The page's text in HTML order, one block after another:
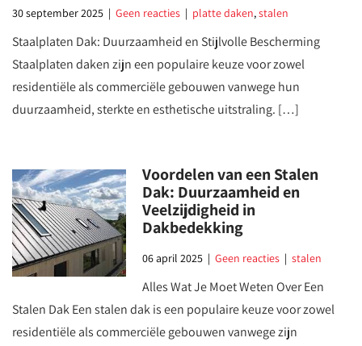
30 september 2025 | Geen reacties | platte daken,stalen
Staalplaten Dak: Duurzaamheid en Stijlvolle Bescherming
Staalplaten daken zijn een populaire keuze voor zowel
residentiële als commerciële gebouwen vanwege hun
duurzaamheid, sterkte en esthetische uitstraling. […]
Voordelen van een Stalen
Dak: Duurzaamheid en
Veelzijdigheid in
Dakbedekking
06 april 2025 |Geen reacties |stalen
Alles Wat Je Moet Weten Over Een
Stalen Dak Een stalen dak is een populaire keuze voor zowel
residentiële als commerciële gebouwen vanwege zijn